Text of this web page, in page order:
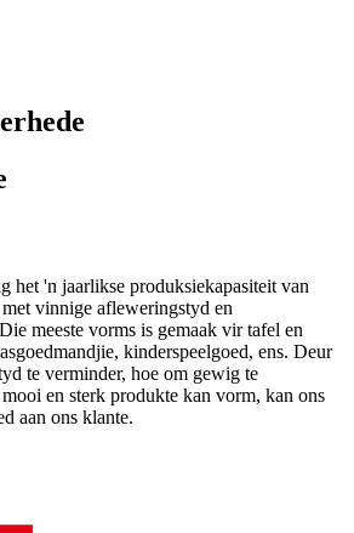
het 'n jaarlikse produksiekapasiteit van
vinnige afleweringstyd en
meeste vorms is gemaak vir tafel en
kinderspeelgoed, ens. Deur
te verminder, hoe om gewig te
en sterk produkte kan vorm, kan ons
aan ons klante.